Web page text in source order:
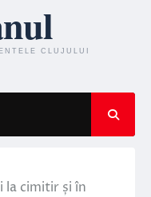
cimitir și în